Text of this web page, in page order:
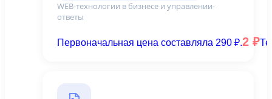
WEB-технологии в бизнесе и управлении-
ответы
Первоначальная цена составляла 290 ₽.2 ₽